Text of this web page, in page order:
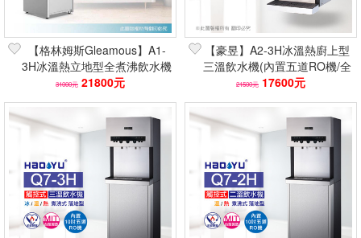
【格林姆斯Gleamous】A1-
3H冰溫熱立地型全煮沸飲水機
(內置RO/觸控面板/兒童防燙)
31000元 21800元
【豪昱】A2-3H冰溫熱廚上型
三溫飲水機(內置五道RO機/全
煮沸/兒童防燙)
21500元 17600元